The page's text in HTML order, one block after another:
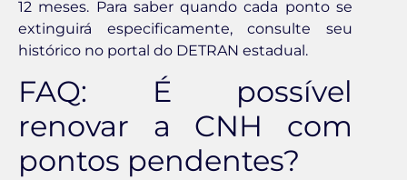
12 meses. Para saber quando cada ponto se
extinguirá especificamente, consulte seu
histórico no portal do DETRAN estadual.
FAQ: É possível
renovar a CNH com
pontos pendentes?